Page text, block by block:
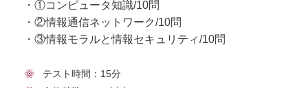
・①コンピュータ知識/10問
・②情報通信ネットワーク/10問
・③情報モラルと情報セキュリティ/10問
テスト時間：15分